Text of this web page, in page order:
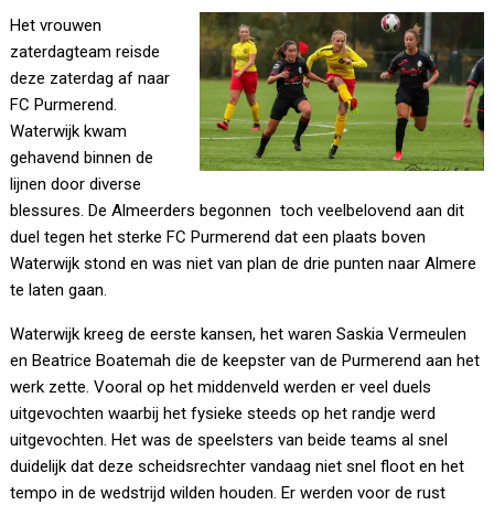
Het vrouwen
zaterdagteam reisde
deze zaterdag af naar
FC Purmerend.
Waterwijk kwam
gehavend binnen de
lijnen door diverse
blessures. De Almeerders begonnen toch veelbelovend aan dit
duel tegen het sterke FC Purmerend dat een plaats boven
Waterwijk stond en was niet van plan de drie punten naar Almere
te laten gaan.
Waterwijk kreeg de eerste kansen, het waren Saskia Vermeulen
en Beatrice Boatemah die de keepster van de Purmerend aan het
werk zette. Vooral op het middenveld werden er veel duels
uitgevochten waarbij het fysieke steeds op het randje werd
uitgevochten. Het was de speelsters van beide teams al snel
duidelijk dat deze scheidsrechter vandaag niet snel floot en het
tempo in de wedstrijd wilden houden. Er werden voor de rust